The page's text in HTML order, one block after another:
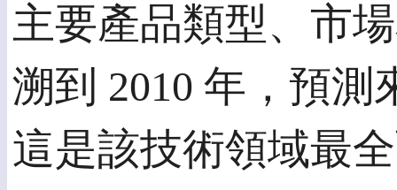
主要產品類型、市
溯到 2010 年，預測
這是該技術領域最